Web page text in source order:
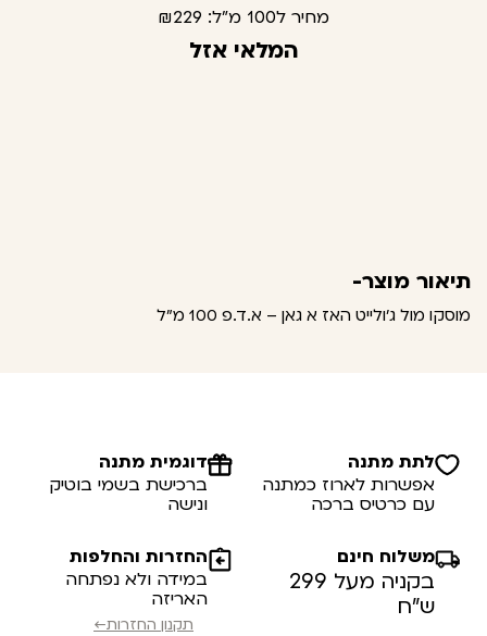
מחיר ל100 מ"ל: ₪229
המלאי אזל
תיאור מוצר-
מוסקו מול ג'ולייט האז א גאן – א.ד.פ 100 מ"ל
לתת מתנה
אפשרות לארוז כמתנה
עם כרטיס ברכה
דוגמית מתנה
ברכישת בשמי בוטיק
ונישה
משלוח חינם
בקניה מעל 299
ש”ח
החזרות והחלפות
במידה ולא נפתחה
האריזה
תקנון החזרות←